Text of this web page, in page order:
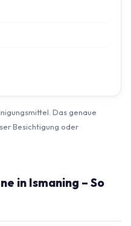
Das genaue
Besichtigung oder
in Ismaning – So